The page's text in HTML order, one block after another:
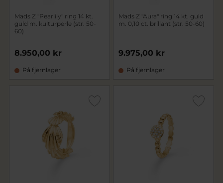
Mads Z "Pearlily" ring 14 kt.
guld m. kulturperle (str. 50-
60)
8.950,00 kr
På fjernlager
Mads Z "Aura" ring 14 kt. guld
m. 0,10 ct. brillant (str. 50-60)
9.975,00 kr
På fjernlager